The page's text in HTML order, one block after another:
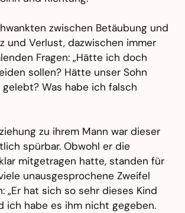
zwischen Betäubung und
und Verlust, dazwischen immer
Fragen: „Hätte ich doch
sollen? Hätte unser Sohn
Was habe ich falsch
zu ihrem Mann war dieser
spürbar. Obwohl er die
mitgetragen hatte, standen für
unausgesprochene Zweifel
„Er hat sich so sehr dieses Kind
ich habe es ihm nicht gegeben.